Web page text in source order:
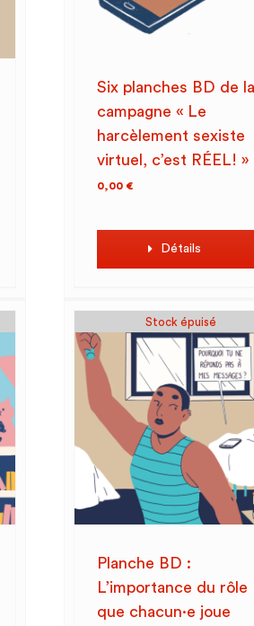
Six planches BD de la
campagne « Le
harcèlement sexiste
virtuel, c’est RÉEL! »
0,00 €
Détails
Stock épuisé
Planche BD :
L’importance du rôle
que chacun·e joue